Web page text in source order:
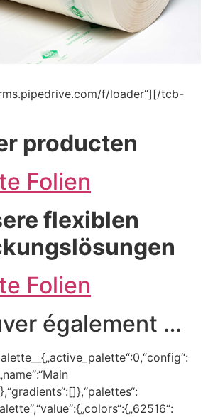
f/loader“][/tcb-
producten
Folien
flexiblen
Folien
également …